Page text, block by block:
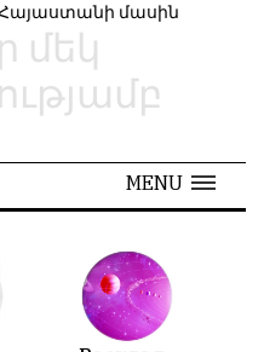
Հայաստանի մասին
մեկ
MENU